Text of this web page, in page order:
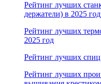
Рейтинг лучших
держатели) в 2025
Рейтинг лучших
2025 год
Рейтинг лучших спиц
Рейтинг лучших